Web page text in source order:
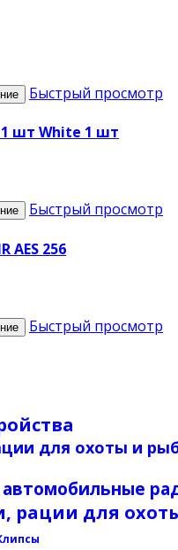
Быстрый просмотр
1 шт White 1 шт
Быстрый просмотр
AES 256
Быстрый просмотр
для охоты и
рации для